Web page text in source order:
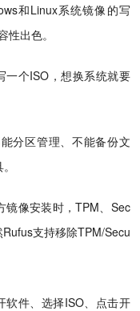
和Linux系统镜像的写
出色。
一个ISO，想换系统就要
分区管理、不能备份文
镜像安装时，TPM、Sec
支持移除TPM/Secu
软件、选择ISO、点击开